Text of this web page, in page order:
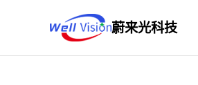
蔚来光科技